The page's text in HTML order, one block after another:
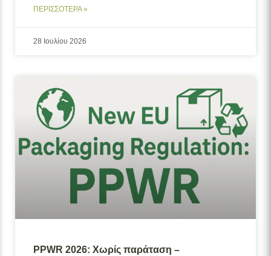
ΠΕΡΙΣΣΟΤΕΡΑ »
28 Ιουλίου 2026
PPWR 2026: Χωρίς παράταση –